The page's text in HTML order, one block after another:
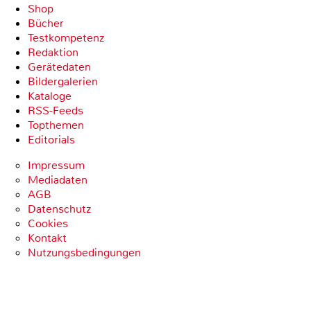
Shop
Bücher
Testkompetenz
Redaktion
Gerätedaten
Bildergalerien
Kataloge
RSS-Feeds
Topthemen
Editorials
Impressum
Mediadaten
AGB
Datenschutz
Cookies
Kontakt
Nutzungsbedingungen